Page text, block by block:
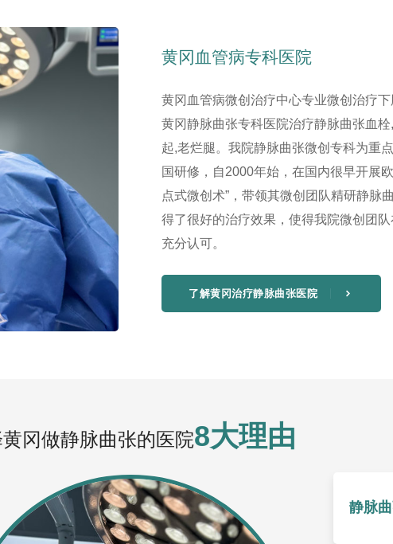
黄冈血管病专科医院
黄冈血管病微创治疗中心专业微创治疗
黄冈静脉曲张专科医院治疗静脉曲张血
起,老烂腿。我院静脉曲张微创专科为重
国研修，自2000年始，在国内很早开展
点式微创术”，带领其微创团队精研静脉
得了很好的治疗效果，使得我院微创团
充分认可。
了解黄冈治疗静脉曲张医院
冈做静脉曲张的医院8大理由
静脉